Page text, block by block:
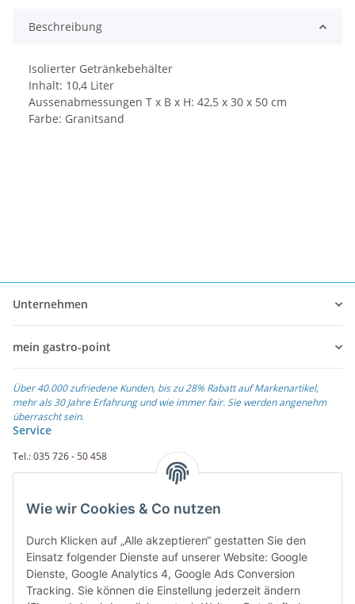
Beschreibung
Isolierter Getränkebehälter
Inhalt: 10,4 Liter
Aussenabmessungen T x B x H: 42,5 x 30 x 50 cm
Farbe: Granitsand
Unternehmen
mein gastro-point
Über 40.000 zufriedene Kunden, bis zu 28% Rabatt auf Markenartikel,
mehr als 30 Jahre Erfahrung und wie immer fair. Sie werden angenehm
überrascht sein.
Service
Tel.: 035 726 - 50 458
Weiterführende Links
Zahlungsarten
Rechnung
PayPal
Wie wir Cookies & Co nutzen
Durch Klicken auf „Alle akzeptieren“ gestatten Sie den
Einsatz folgender Dienste auf unserer Website: Google
Dienste, Google Analytics 4, Google Ads Conversion
Tracking. Sie können die Einstellung jederzeit ändern